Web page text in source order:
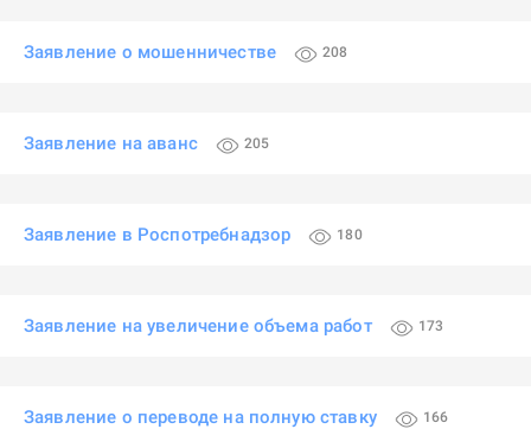
Заявление о мошенничестве 208
Заявление на аванс 205
Заявление в Роспотребнадзор 180
Заявление на увеличение объема работ 173
Заявление о переводе на полную ставку 166